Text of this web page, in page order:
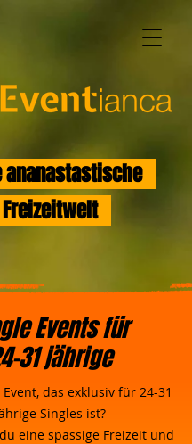
ananastastische
Freizeitwelt
Events für
31 jährige
das exklusiv für 24-31
Singles ist?
eine spassige Freizeit und